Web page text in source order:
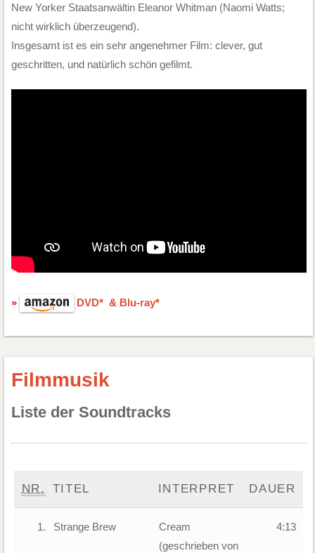
New Yorker Staatsanwältin Eleanor Whitman (Naomi Watts;
nicht wirklich überzeugend).
Insgesamt ist es ein sehr angenehmer Film: clever, gut
geschritten, und natürlich schön gefilmt.
DVD* & Blu-ray*
Filmmusik
Liste der Soundtracks
NR. TITEL INTERPRET DAUER
1. Strange Brew
Cream
(geschrieben von
4:13